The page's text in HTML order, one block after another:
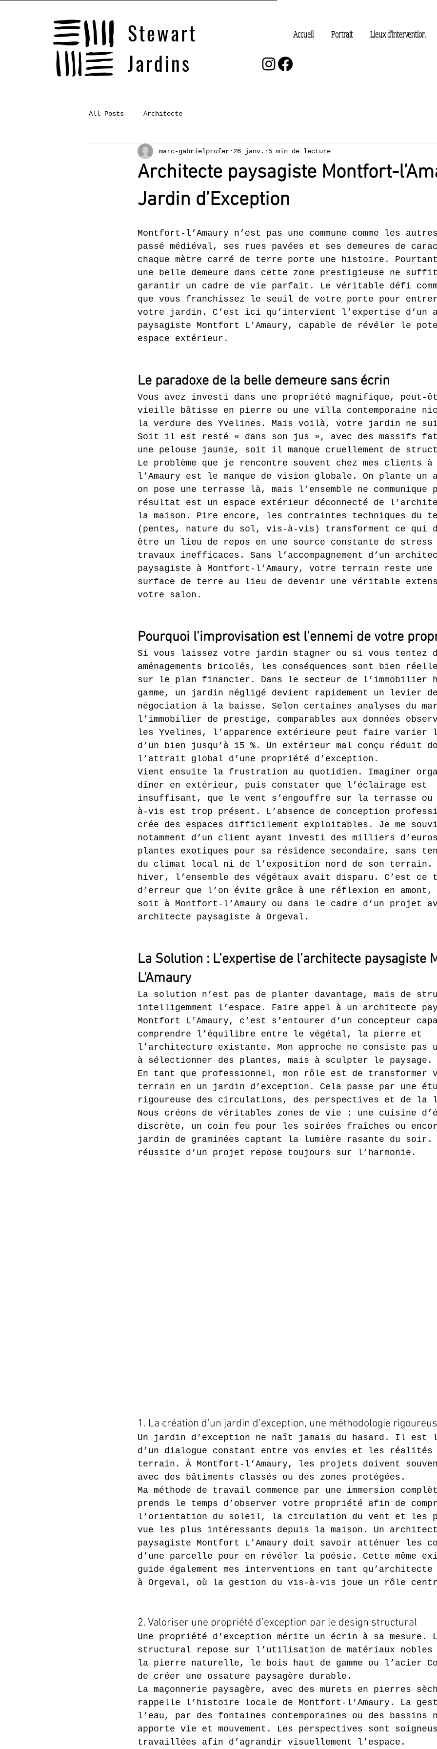
Stewart
Jardins
Accueil Portrait Lieux d’intervention
All Posts Architecte
Architecte paysagiste Montfort-
Jardin d’Exception
marc-gabrielprufer 26 janv. 5 min de lecture
Montfort-l’Amaury n’est pas une commune comme les
passé médiéval, ses rues pavées et ses demeures de
chaque mètre carré de terre porte une histoire.
une belle demeure dans cette zone prestigieuse ne
garantir un cadre de vie parfait. Le véritable défi
que vous franchissez le seuil de votre porte pour
votre jardin. C’est ici qu’intervient l’expertise d’un
paysagiste Montfort L'Amaury, capable de révéler le
espace extérieur.
Le paradoxe de la belle demeure sans écrin
Vous avez investi dans une propriété magnifique, peut-
vieille bâtisse en pierre ou une villa contemporaine
la verdure des Yvelines. Mais voilà, votre jardin ne
Soit il est resté « dans son jus », avec des massifs
une pelouse jaunie, soit il manque cruellement de
Le problème que je rencontre souvent chez mes clients
l’Amaury est le manque de vision globale. On plante
on pose une terrasse là, mais l’ensemble ne communique
résultat est un espace extérieur déconnecté de
la maison. Pire encore, les contraintes techniques du
(pentes, nature du sol, vis-à-vis) transforment ce qui
être un lieu de repos en une source constante de
travaux inefficaces. Sans l’accompagnement d’un
paysagiste à Montfort-l’Amaury, votre terrain reste une
surface de terre au lieu de devenir une véritable
votre salon.
Pourquoi l’improvisation est l’ennemi de votre
Si vous laissez votre jardin stagner ou si vous tentez
aménagements bricolés, les conséquences sont bien
sur le plan financier. Dans le secteur de l’immobilier
gamme, un jardin négligé devient rapidement un levier
négociation à la baisse. Selon certaines analyses du
l’immobilier de prestige, comparables aux données
les Yvelines, l’apparence extérieure peut faire varier
d’un bien jusqu’à 15 %. Un extérieur mal conçu réduit
l’attrait global d’une propriété d’exception.
Vient ensuite la frustration au quotidien. Imaginer
dîner en extérieur, puis constater que l’éclairage est
insuffisant, que le vent s’engouffre sur la terrasse
à-vis est trop présent. L’absence de conception
crée des espaces difficilement exploitables. Je me
notamment d’un client ayant investi des milliers
plantes exotiques pour sa résidence secondaire, sans
du climat local ni de l’exposition nord de son terrain.
hiver, l’ensemble des végétaux avait disparu. C’est ce
d’erreur que l’on évite grâce à une réflexion en amont,
soit à Montfort-l’Amaury ou dans le cadre d’un projet
architecte paysagiste à Orgeval.
La Solution : L’expertise de l’architecte paysagiste
L'Amaury
La solution n’est pas de planter davantage, mais de
intelligemment l’espace. Faire appel à un architecte
Montfort L'Amaury, c’est s’entourer d’un concepteur
comprendre l’équilibre entre le végétal, la pierre et
l’architecture existante. Mon approche ne consiste pas
à sélectionner des plantes, mais à sculpter le paysage.
En tant que professionnel, mon rôle est de transformer
terrain en un jardin d’exception. Cela passe par une
rigoureuse des circulations, des perspectives et de la
Nous créons de véritables zones de vie : une cuisine
discrète, un coin feu pour les soirées fraîches ou
jardin de graminées captant la lumière rasante du soir.
réussite d’un projet repose toujours sur l’harmonie.
1. La création d’un jardin d’exception, une méthodologie
Un jardin d’exception ne naît jamais du hasard. Il
d’un dialogue constant entre vos envies et les réalités
terrain. À Montfort-l’Amaury, les projets doivent
avec des bâtiments classés ou des zones protégées.
Ma méthode de travail commence par une immersion
prends le temps d’observer votre propriété afin de
l’orientation du soleil, la circulation du vent et les
vue les plus intéressants depuis la maison. Un
paysagiste Montfort L'Amaury doit savoir atténuer les
d’une parcelle pour en révéler la poésie. Cette même
guide également mes interventions en tant qu’architecte
à Orgeval, où la gestion du vis-à-vis joue un rôle
2. Valoriser une propriété d’exception par le design structural
Une propriété d’exception mérite un écrin à sa mesure.
structural repose sur l’utilisation de matériaux nobles
la pierre naturelle, le bois haut de gamme ou l’acier
de créer une ossature paysagère durable.
La maçonnerie paysagère, avec des murets en pierres
rappelle l’histoire locale de Montfort-l’Amaury. La
l’eau, par des fontaines contemporaines ou des bassins
apporte vie et mouvement. Les perspectives sont
travaillées afin d’agrandir visuellement l’espace.